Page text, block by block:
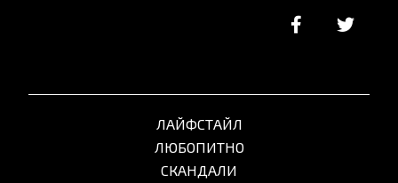
ЛАЙФСТАЙЛ
ЛЮБОПИТНО
СКАНДАЛИ